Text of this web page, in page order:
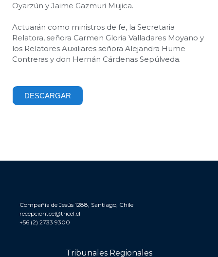
Oyarzún y Jaime Gazmuri Mujica.
Actuarán como ministros de fe, la Secretaria
Relatora, señora Carmen Gloria Valladares Moyano y
los Relatores Auxiliares señora Alejandra Hume
Contreras y don Hernán Cárdenas Sepúlveda.
DESCARGAR
Compañía de Jesús 1288, Santiago, Chile
recepciontce@tricel.cl
+56 (2) 2733 9300
Tribunales Regionales